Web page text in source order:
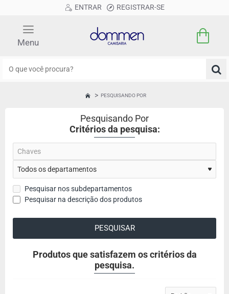
ENTRAR REGISTRAR-SE
PESQUISANDO POR
Pesquisando Por
Critérios da pesquisa:
Pesquisar nos subdepartamentos
Pesquisar na descrição dos produtos
PESQUISAR
Produtos que satisfazem os critérios da
pesquisa.